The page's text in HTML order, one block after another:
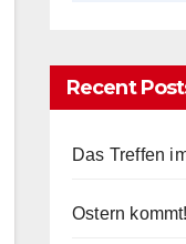
Recent
Das Treffen
Ostern kommt!